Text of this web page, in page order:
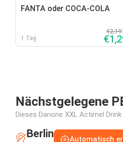
FANTA oder COCA-COLA
1 Tag
€2,19
Nächstgelegene
Dieses Danone XXL Actimel
Berlin Automatisch